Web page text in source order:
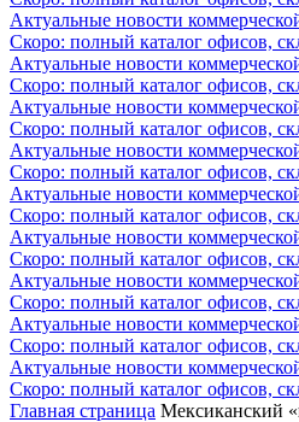
Актуальные новости
Скоро: полный каталог офисов,
Актуальные новости
Скоро: полный каталог офисов,
Актуальные новости
Скоро: полный каталог офисов,
Актуальные новости
Скоро: полный каталог офисов,
Актуальные новости
Скоро: полный каталог офисов,
Актуальные новости
Скоро: полный каталог офисов,
Актуальные новости
Скоро: полный каталог офисов,
Актуальные новости
Скоро: полный каталог офисов,
Актуальные новости
Скоро: полный каталог офисов,
Главная страница Мексиканский